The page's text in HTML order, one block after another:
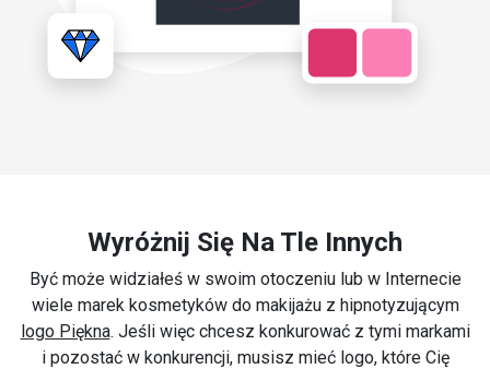
Wyróżnij Się Na Tle Innych
Być może widziałeś w swoim otoczeniu lub w Internecie
wiele marek kosmetyków do makijażu z hipnotyzującym
logo Piękna. Jeśli więc chcesz konkurować z tymi markami
i pozostać w konkurencji, musisz mieć logo, które Cię